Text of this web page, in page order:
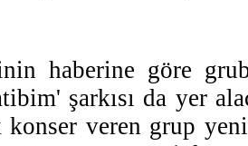
haberine göre
şarkısı da yer
konser veren grup